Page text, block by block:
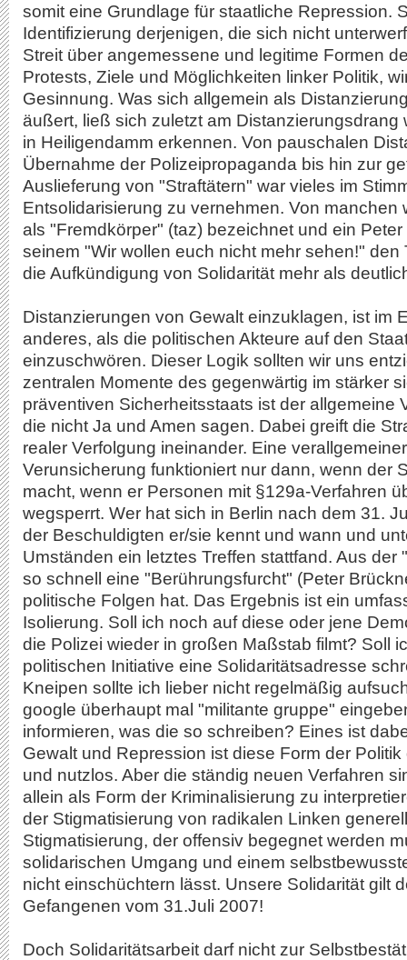
somit eine Grundlage für staatliche Repression.
Identifizierung derjenigen, die sich nicht
Streit über angemessene und legitime Formen
Protests, Ziele und Möglichkeiten linker Politik,
Gesinnung. Was sich allgemein als
äußert, ließ sich zuletzt am Distanzierungsdrang
in Heiligendamm erkennen. Von pauschalen
Übernahme der Polizeipropaganda bis hin zur
Auslieferung von "Straftätern" war vieles im
Entsolidarisierung zu vernehmen. Von manchen
als "Fremdkörper" (taz) bezeichnet und ein Peter
seinem "Wir wollen euch nicht mehr sehen!" den
die Aufkündigung von Solidarität mehr als
Distanzierungen von Gewalt einzuklagen, ist im
anderes, als die politischen Akteure auf den
einzuschwören. Dieser Logik sollten wir uns
zentralen Momente des gegenwärtig im stärker
präventiven Sicherheitsstaats ist der allgemeine
die nicht Ja und Amen sagen. Dabei greift die
realer Verfolgung ineinander. Eine
Verunsicherung funktioniert nur dann, wenn der
macht, wenn er Personen mit §129a-Verfahren
wegsperrt. Wer hat sich in Berlin nach dem 31.
der Beschuldigten er/sie kennt und wann und
Umständen ein letztes Treffen stattfand. Aus der
so schnell eine "Berührungsfurcht" (Peter
politische Folgen hat. Das Ergebnis ist ein
Isolierung. Soll ich noch auf diese oder jene
die Polizei wieder in großen Maßstab filmt? Soll
politischen Initiative eine Solidaritätsadresse
Kneipen sollte ich lieber nicht regelmäßig
google überhaupt mal "militante gruppe"
informieren, was die so schreiben? Eines ist
Gewalt und Repression ist diese Form der
und nutzlos. Aber die ständig neuen Verfahren
allein als Form der Kriminalisierung zu
der Stigmatisierung von radikalen Linken
Stigmatisierung, der offensiv begegnet werden
solidarischen Umgang und einem
nicht einschüchtern lässt. Unsere Solidarität gilt
Gefangenen vom 31.Juli 2007!
Doch Solidaritätsarbeit darf nicht zur